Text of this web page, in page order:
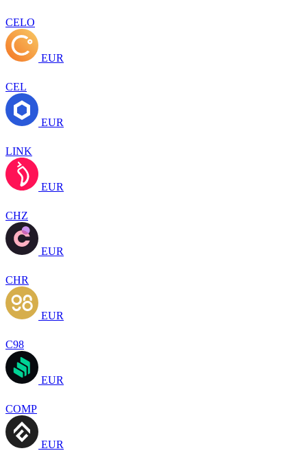
CELO
EUR
CEL
EUR
LINK
EUR
CHZ
EUR
CHR
EUR
C98
EUR
COMP
EUR